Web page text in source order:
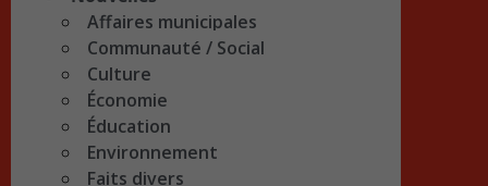
Affaires municipales
Communauté / Social
Culture
Économie
Éducation
Environnement
Faits divers